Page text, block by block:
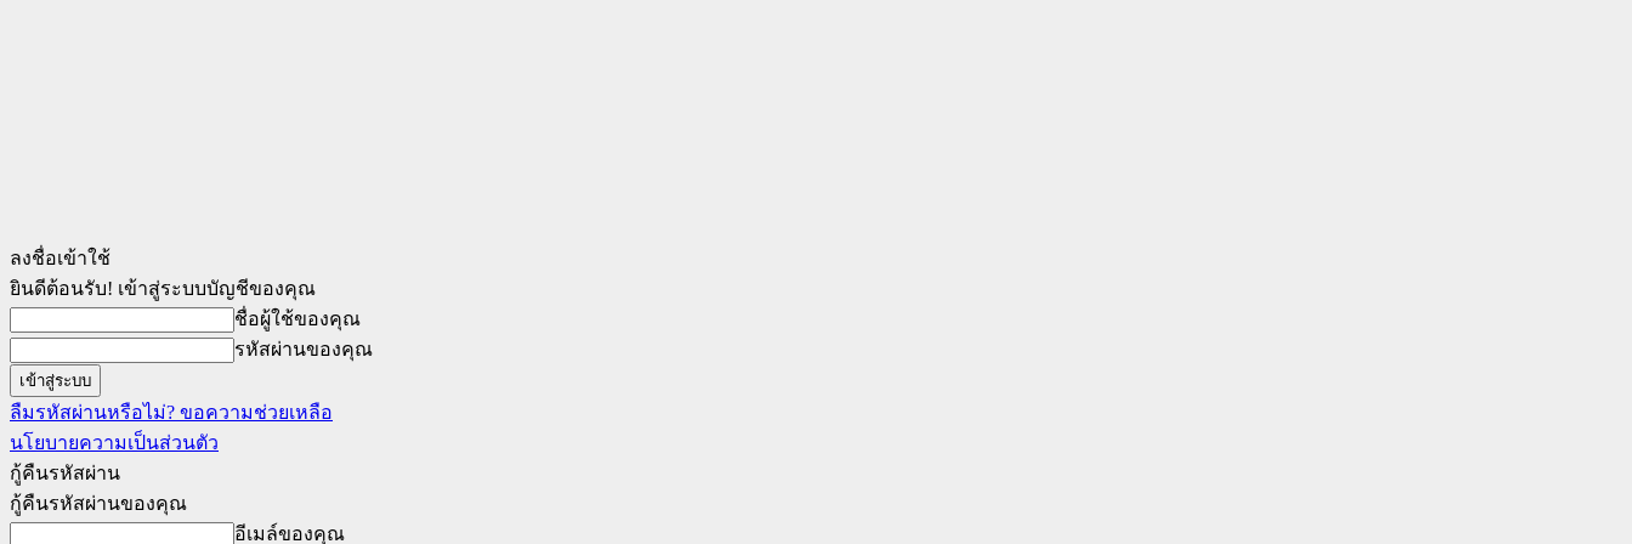
ลงชื่อเข้าใช้
ยินดีต้อนรับ! เข้าสู่ระบบบัญชีของคุณ
ชื่อผู้ใช้ของคุณ
รหัสผ่านของคุณ
ลืมรหัสผ่านหรือไม่? ขอความช่วยเหลือ
นโยบายความเป็นส่วนตัว
กู้คืนรหัสผ่าน
กู้คืนรหัสผ่านของคุณ
อีเมล์ของคุณ